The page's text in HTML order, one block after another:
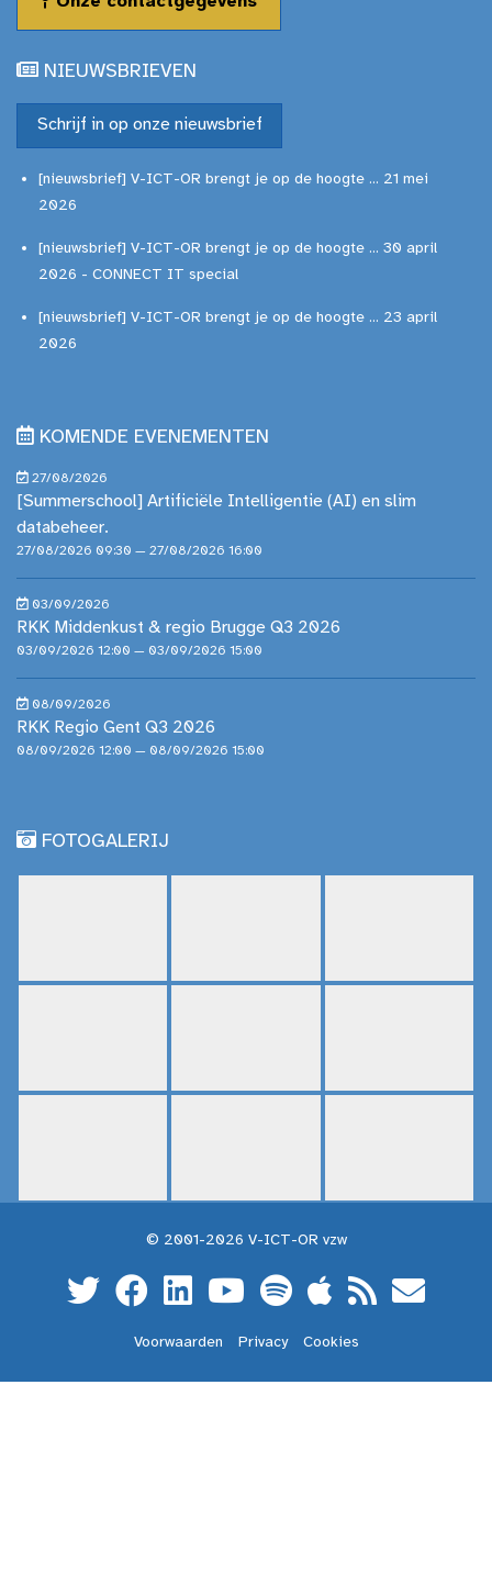
NIEUWSBRIEVEN
Schrijf in op onze nieuwsbrief
[nieuwsbrief] V-ICT-OR brengt je op de hoogte ... 21 mei
2026
[nieuwsbrief] V-ICT-OR brengt je op de hoogte ... 30 april
2026 - CONNECT IT special
[nieuwsbrief] V-ICT-OR brengt je op de hoogte ... 23 april
2026
KOMENDE EVENEMENTEN
27/08/2026
[Summerschool] Artificiële Intelligentie (AI) en slim
databeheer.
27/08/2026 09:30 — 27/08/2026 16:00
03/09/2026
RKK Middenkust & regio Brugge Q3 2026
03/09/2026 12:00 — 03/09/2026 15:00
08/09/2026
RKK Regio Gent Q3 2026
08/09/2026 12:00 — 08/09/2026 15:00
FOTOGALERIJ
© 2001-2026 V-ICT-OR vzw
Voorwaarden Privacy Cookies